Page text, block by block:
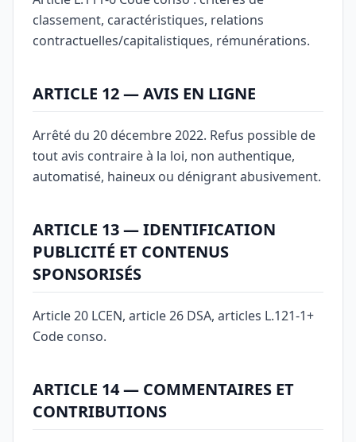
classement, caractéristiques, relations
contractuelles/capitalistiques, rémunérations.
ARTICLE 12 — AVIS EN LIGNE
Arrêté du 20 décembre 2022. Refus possible de
tout avis contraire à la loi, non authentique,
automatisé, haineux ou dénigrant abusivement.
ARTICLE 13 — IDENTIFICATION
PUBLICITÉ ET CONTENUS
SPONSORISÉS
Article 20 LCEN, article 26 DSA, articles L.121-1+
Code conso.
ARTICLE 14 — COMMENTAIRES ET
CONTRIBUTIONS